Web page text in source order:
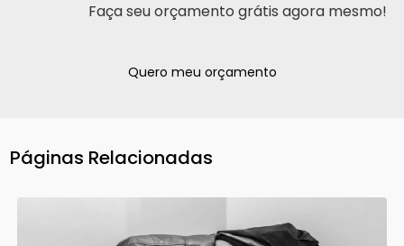
Faça seu orçamento grátis agora mesmo!
Quero meu orçamento
Páginas Relacionadas